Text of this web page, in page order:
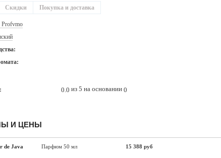
0.0 из 5 на основании 0
Скидки Покупка и доставка
И ЦЕНЫ
de Java
Парфюм 50 мл 15 388 руб